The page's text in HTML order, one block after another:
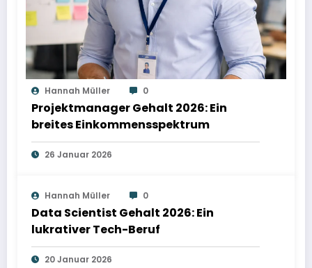
Hannah Müller 0
Projektmanager Gehalt 2026: Ein
breites Einkommensspektrum
26 Januar 2026
Hannah Müller 0
Data Scientist Gehalt 2026: Ein
lukrativer Tech-Beruf
20 Januar 2026